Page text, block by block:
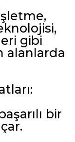
gibi
alanlarda
bir